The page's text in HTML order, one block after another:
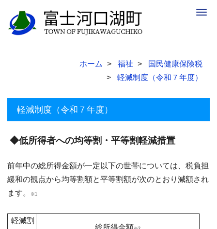
ホーム 福祉
国民健康保険税
軽減制度（令和７年度）
軽減制度（令和７年度）
◆低所得者への均等割・平等割軽減措置
前年中の総所得金額が一定以下の世帯については、税負担
緩和の観点から均等割額と平等割額が次のとおり減額され
ます。
※1
軽減割
総所得金額